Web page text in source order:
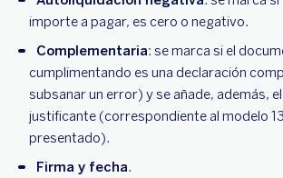
importe a pagar, es cero o negativo.
Complementaria: se marca si el
cumplimentando es una declaración
subsanar un error) y se añade, además,
justificante (correspondiente al modelo
presentado).
Firma y fecha.